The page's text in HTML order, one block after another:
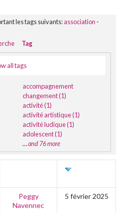
les tags suivants:association -
Tag
all tags
accompagnement
changement (1)
activité (1)
activité artistique (1)
activité ludique (1)
adolescent (1)
…and 76 more
Peggy
Navennec
5 février 2025